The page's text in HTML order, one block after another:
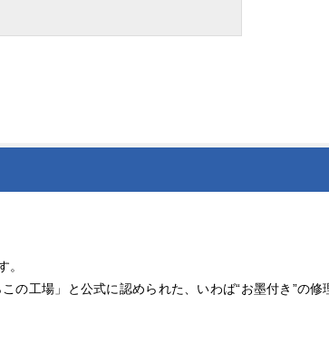
。
の工場」と公式に認められた、いわば“お墨付き”の修